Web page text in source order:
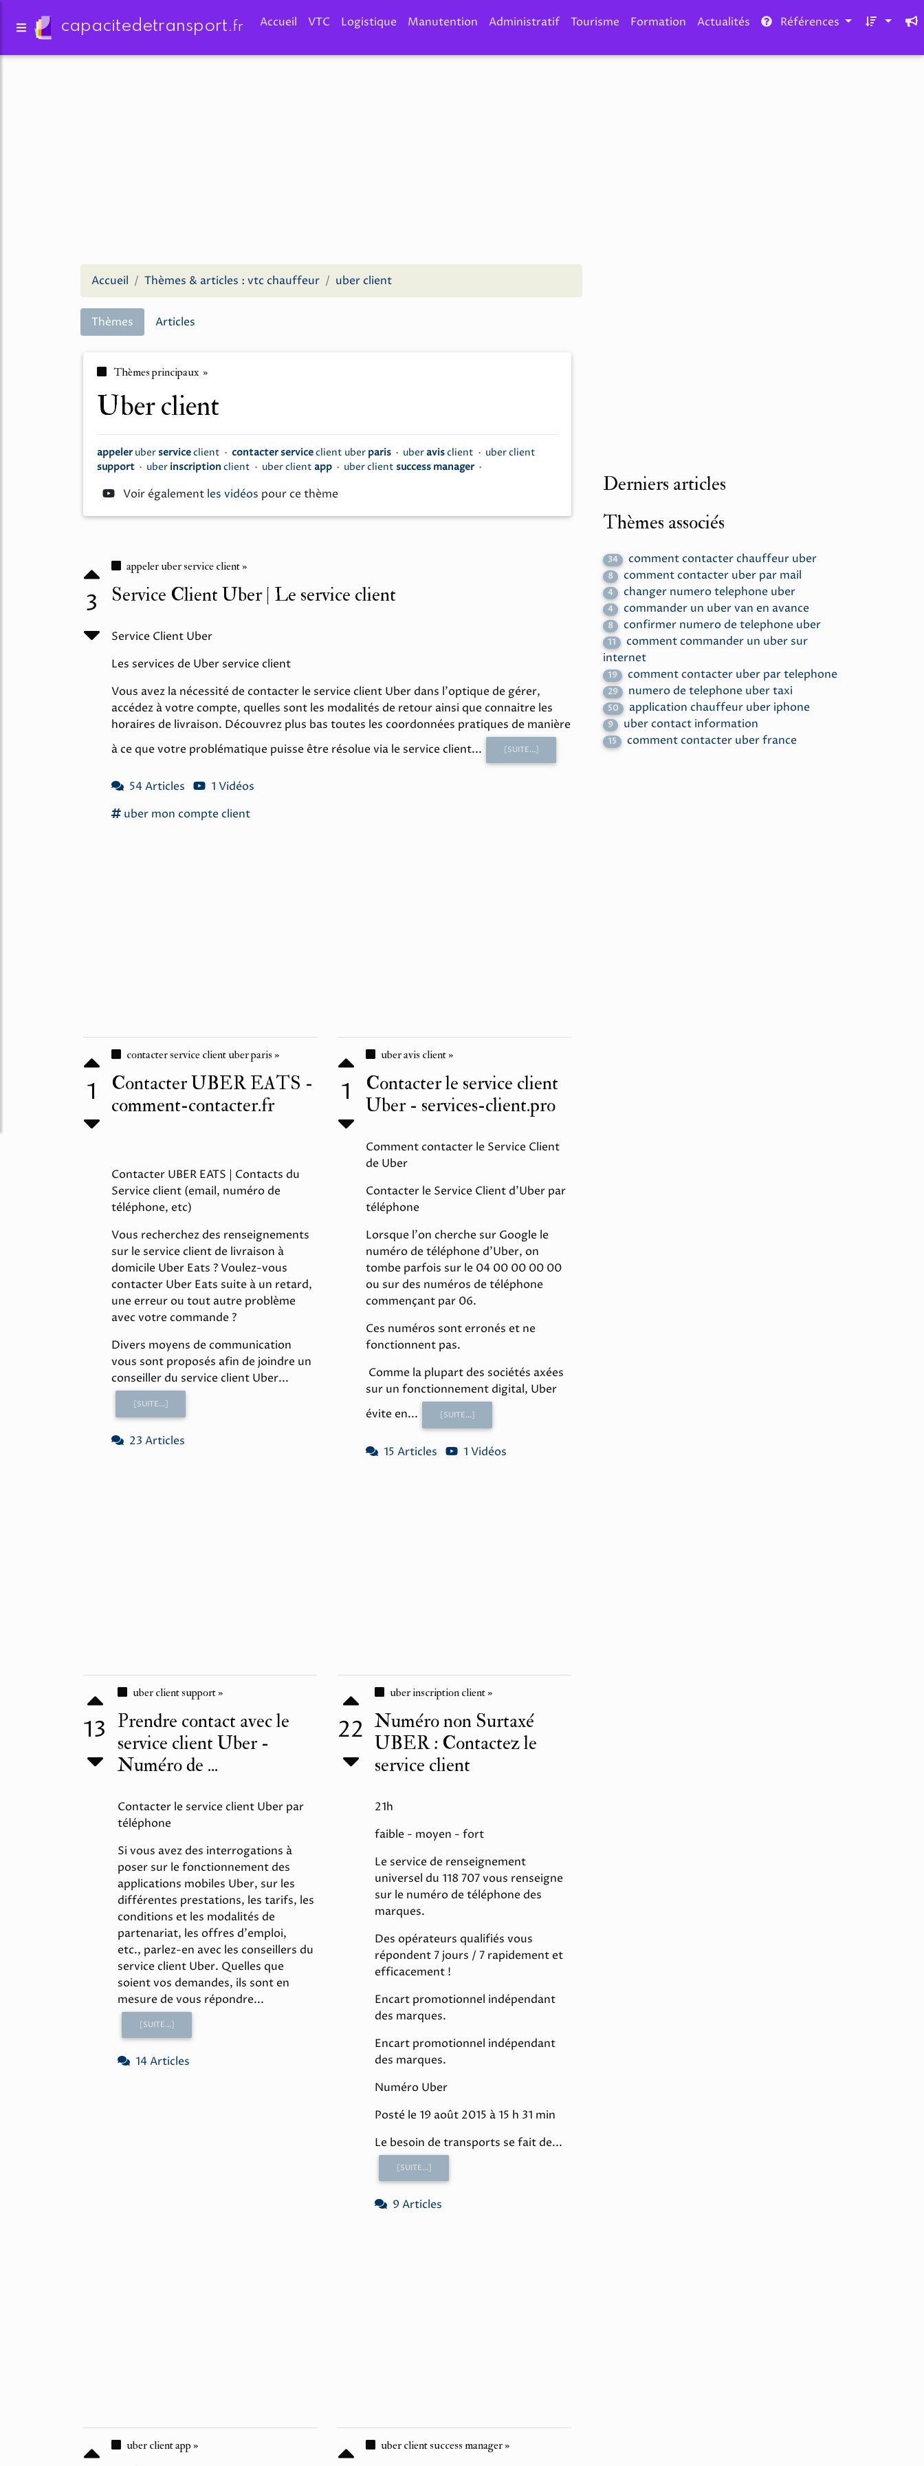
capacitedetransport. fr Accueil VTC Logistique Manutention Administratif Tourisme Formation Actualités Références
Accueil Thèmes & articles : vtc chauffeur uber client
Thèmes Articles
Thèmes principaux »
uber client
appeleruberserviceclient • contacter serviceclient uber paris • uberavisclient • uber client
support • uber inscription client • uber client app • uber client success manager •
Voir également les vidéos pour ce thème
3
appeler uber service client »
Service Client Uber | Le service client
Service Client Uber
Les services de Uber service client
Vous avez la nécessité de contacter le service client Uber dans l'optique de gérer,
accédez à votre compte, quelles sont les modalités de retour ainsi que connaitre les
horaires de livraison. Découvrez plus bas toutes les coordonnées pratiques de manière
à ce que votre problématique puisse être résolue via le service client...
[SUITE...]
54 Articles
1 Vidéos
uber mon compteclient
1
contacter service client uber paris »
Contacter UBER EATS -
comment-contacter.fr
Contacter UBER EATS | Contacts du
Service client (email, numéro de
téléphone, etc)
Vous recherchez des renseignements
sur le service client de livraison à
domicile Uber Eats ? Voulez-vous
contacter Uber Eats suite à un retard,
une erreur ou tout autre problème
avec votre commande ?
Divers moyens de communication
vous sont proposés afin de joindre un
conseiller du service client Uber...
[SUITE...]
23 Articles
1
uber avis client »
Contacter le service client
Uber - services-client.pro
Comment contacter le Service Client
de Uber
Contacter le Service Client d'Uber par
téléphone
Lorsque l'on cherche sur Google le
numéro de téléphone d'Uber, on
tombe parfois sur le 04 00 00 00 00
ou sur des numéros de téléphone
commençant par 06.
Ces numéros sont erronés et ne
fonctionnent pas.
Comme la plupart des sociétés axées
sur un fonctionnement digital, Uber
évite en...
[SUITE...]
15 Articles 1 Vidéos
13
uber client support »
Prendre contact avec le
service client Uber -
Numéro de ...
Contacter le service client Uber par
téléphone
Si vous avez des interrogations à
poser sur le fonctionnement des
applications mobiles Uber, sur les
différentes prestations, les tarifs, les
conditions et les modalités de
partenariat, les offres d'emploi,
etc., parlez-en avec les conseillers du
service client Uber. Quelles que
soient vos demandes, ils sont en
mesure de vous répondre...
[SUITE...]
14 Articles
22
uber inscription client »
Numéro non Surtaxé
UBER : Contactez le
service client
21h
faible - moyen - fort
Le service de renseignement
universel du 118 707 vous renseigne
sur le numéro de téléphone des
marques.
Des opérateurs qualifiés vous
répondent 7 jours / 7 rapidement et
efficacement !
Encart promotionnel indépendant
des marques.
Encart promotionnel indépendant
des marques.
Numéro Uber
Posté le 19 août 2015 à 15 h 31 min
Le besoin de transports se fait de...
[SUITE...]
9 Articles
uber client app » uber client success manager »
Derniers articles
Thèmes associés
34 comment contacter chauffeur uber
8 comment contacter uber par mail
4 changer numero telephone uber
4 commander un uber van en avance
8 confirmer numero de telephone uber
11
comment commander un uber sur
internet
19 comment contacter uber par telephone
29 numero de telephone uber taxi
50 application chauffeur uber iphone
9 uber contact information
15 comment contacter uber france